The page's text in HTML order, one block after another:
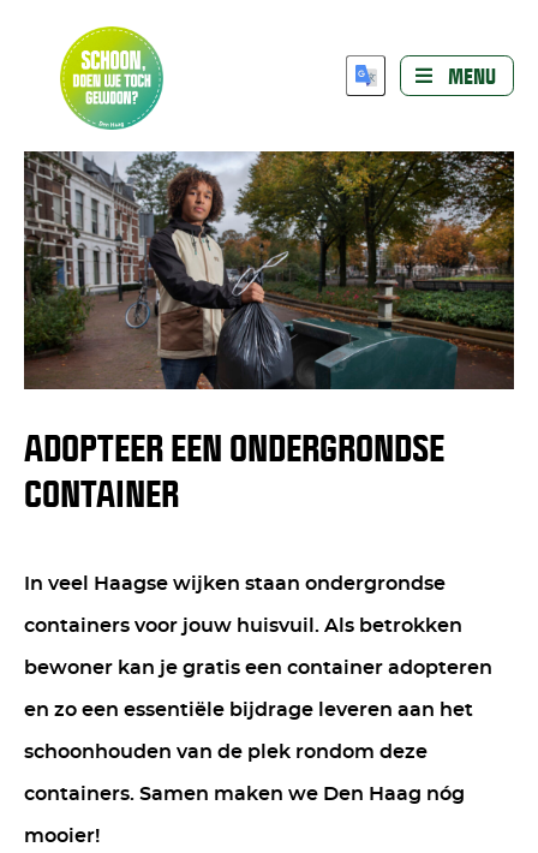
MENU
ADOPTEER EEN ONDERGRONDSE
CONTAINER
In veel Haagse wijken staan ondergrondse
containers voor jouw huisvuil. Als betrokken
bewoner kan je gratis een container adopteren
en zo een essentiële bijdrage leveren aan het
schoonhouden van de plek rondom deze
containers. Samen maken we Den Haag nóg
mooier!